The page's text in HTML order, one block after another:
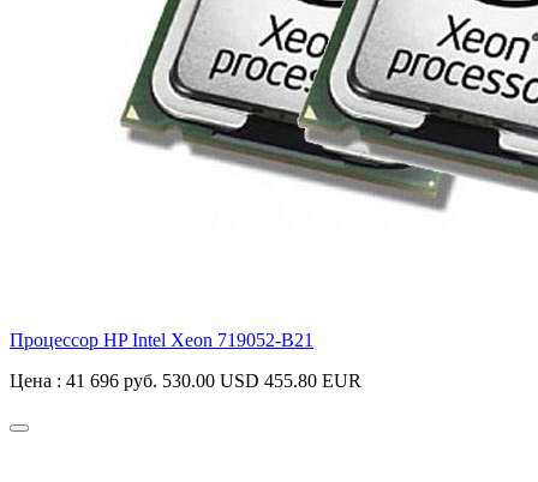
Процессор HP Intel Xeon 719052-B21
Цена : 41 696 руб. 530.00 USD 455.80 EUR